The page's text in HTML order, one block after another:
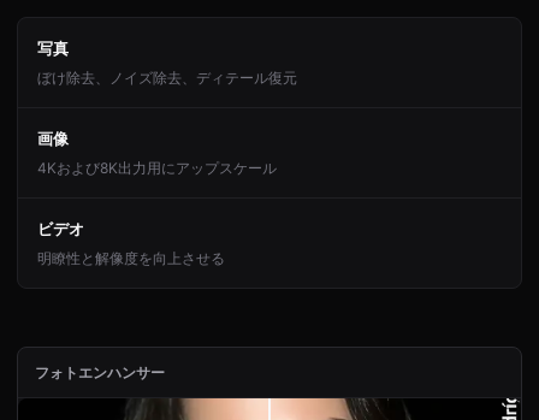
写真
ぼけ除去、ノイズ除去、ディテール復元
画像
4Kおよび8K出力用にアップスケール
ビデオ
明瞭性と解像度を向上させる
フォトエンハンサー